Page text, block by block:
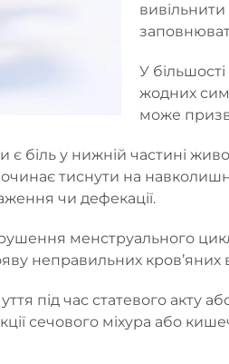
У
жодних
може
біль у нижній частині
тиснути на
чи дефекації.
менструального
неправильних
під час статевого акту
сечового міхура або